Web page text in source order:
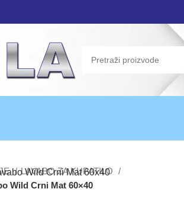
LAVABO ZA KUPATILO
Wild Crni Mat 60×40